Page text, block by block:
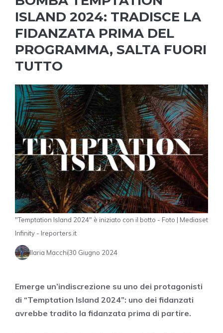
ISLAND 2024: TRADISCE LA
FIDANZATA PRIMA DEL
PROGRAMMA, SALTA FUORI
TUTTO
"Temptation Island 2024" è iniziato con il botto - Foto | Mediaset
Infinity - Ireporters.it
Ilaria Macchi30 Giugno 2024
Emerge un’indiscrezione su uno dei protagonisti
di “Temptation Island 2024”: uno dei fidanzati
avrebbe tradito la fidanzata prima di partire.